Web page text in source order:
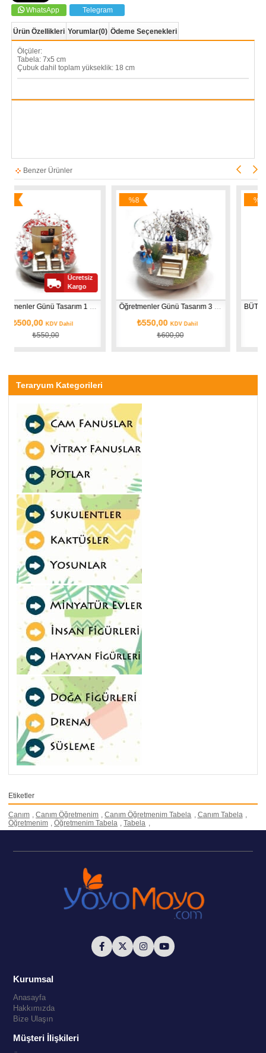
WhatsApp Telegram
Ürün Özellikleri Yorumlar(0) Ödeme Seçenekleri
Ölçüler:
Tabela: 7x5 cm
Çubuk dahil toplam yükseklik: 18 cm
Benzer Ürünler
Öğretmenler Günü Tasarım 1 (Kadın)
KDV Dahil
Ücretsiz
Kargo
Öğretmenler Günü Tasarım 3 (Erkek)
₺550,00KDV Dahil
Teraryum Kategorileri
Etiketler
Canım , Canım Öğretmenim , Canım Öğretmenim Tabela , Canım Tabela ,
Öğretmenim , Öğretmenim Tabela , Tabela ,
Kurumsal
Anasayfa
Hakkımızda
Bize Ulaşın
Müşteri İlişkileri